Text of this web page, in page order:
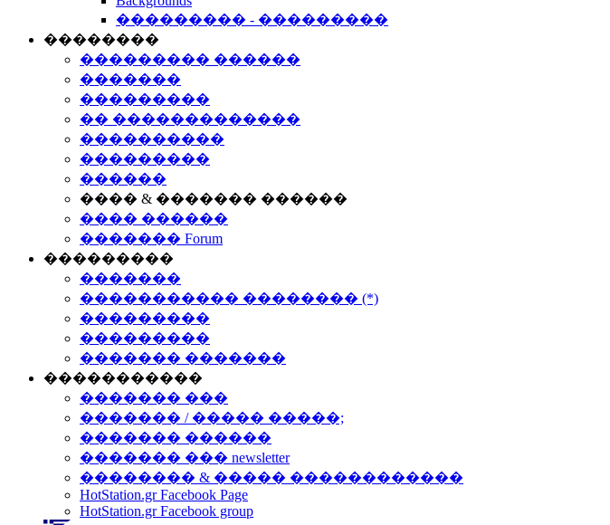
��������� - ���������
��������
��������� ������
�������
���������
�� �������������
����������
���������
������
���� & ������� ������
���� ������
������� Forum
���������
�������
����������� �������� (*)
���������
���������
������� �������
�����������
������� ���
������� / ����� �����;
������� ������
������� ��� newsletter
�������� & ����� ������������
HotStation.gr Facebook Page
HotStation.gr Facebook group